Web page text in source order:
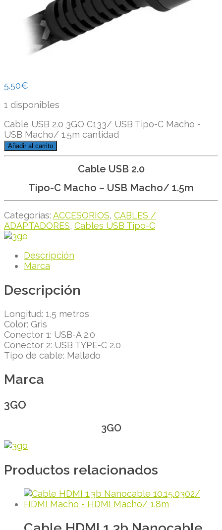
5.50€
1 disponibles
Cable USB 2.0 3GO C133/ USB Tipo-C Macho -
USB Macho/ 1.5m cantidad
Añadir al carrito
Cable USB 2.0
Tipo-C Macho – USB Macho/ 1.5m
Categorías: ACCESORIOS, CABLES /
ADAPTADORES, Cables USB Tipo-C
Descripción
Marca
Descripción
Longitud: 1,5 metros
Color: Gris
Conector 1: USB-A 2.0
Conector 2: USB TYPE-C 2.0
Tipo de cable: Mallado
Marca
3GO
3GO
Productos relacionados